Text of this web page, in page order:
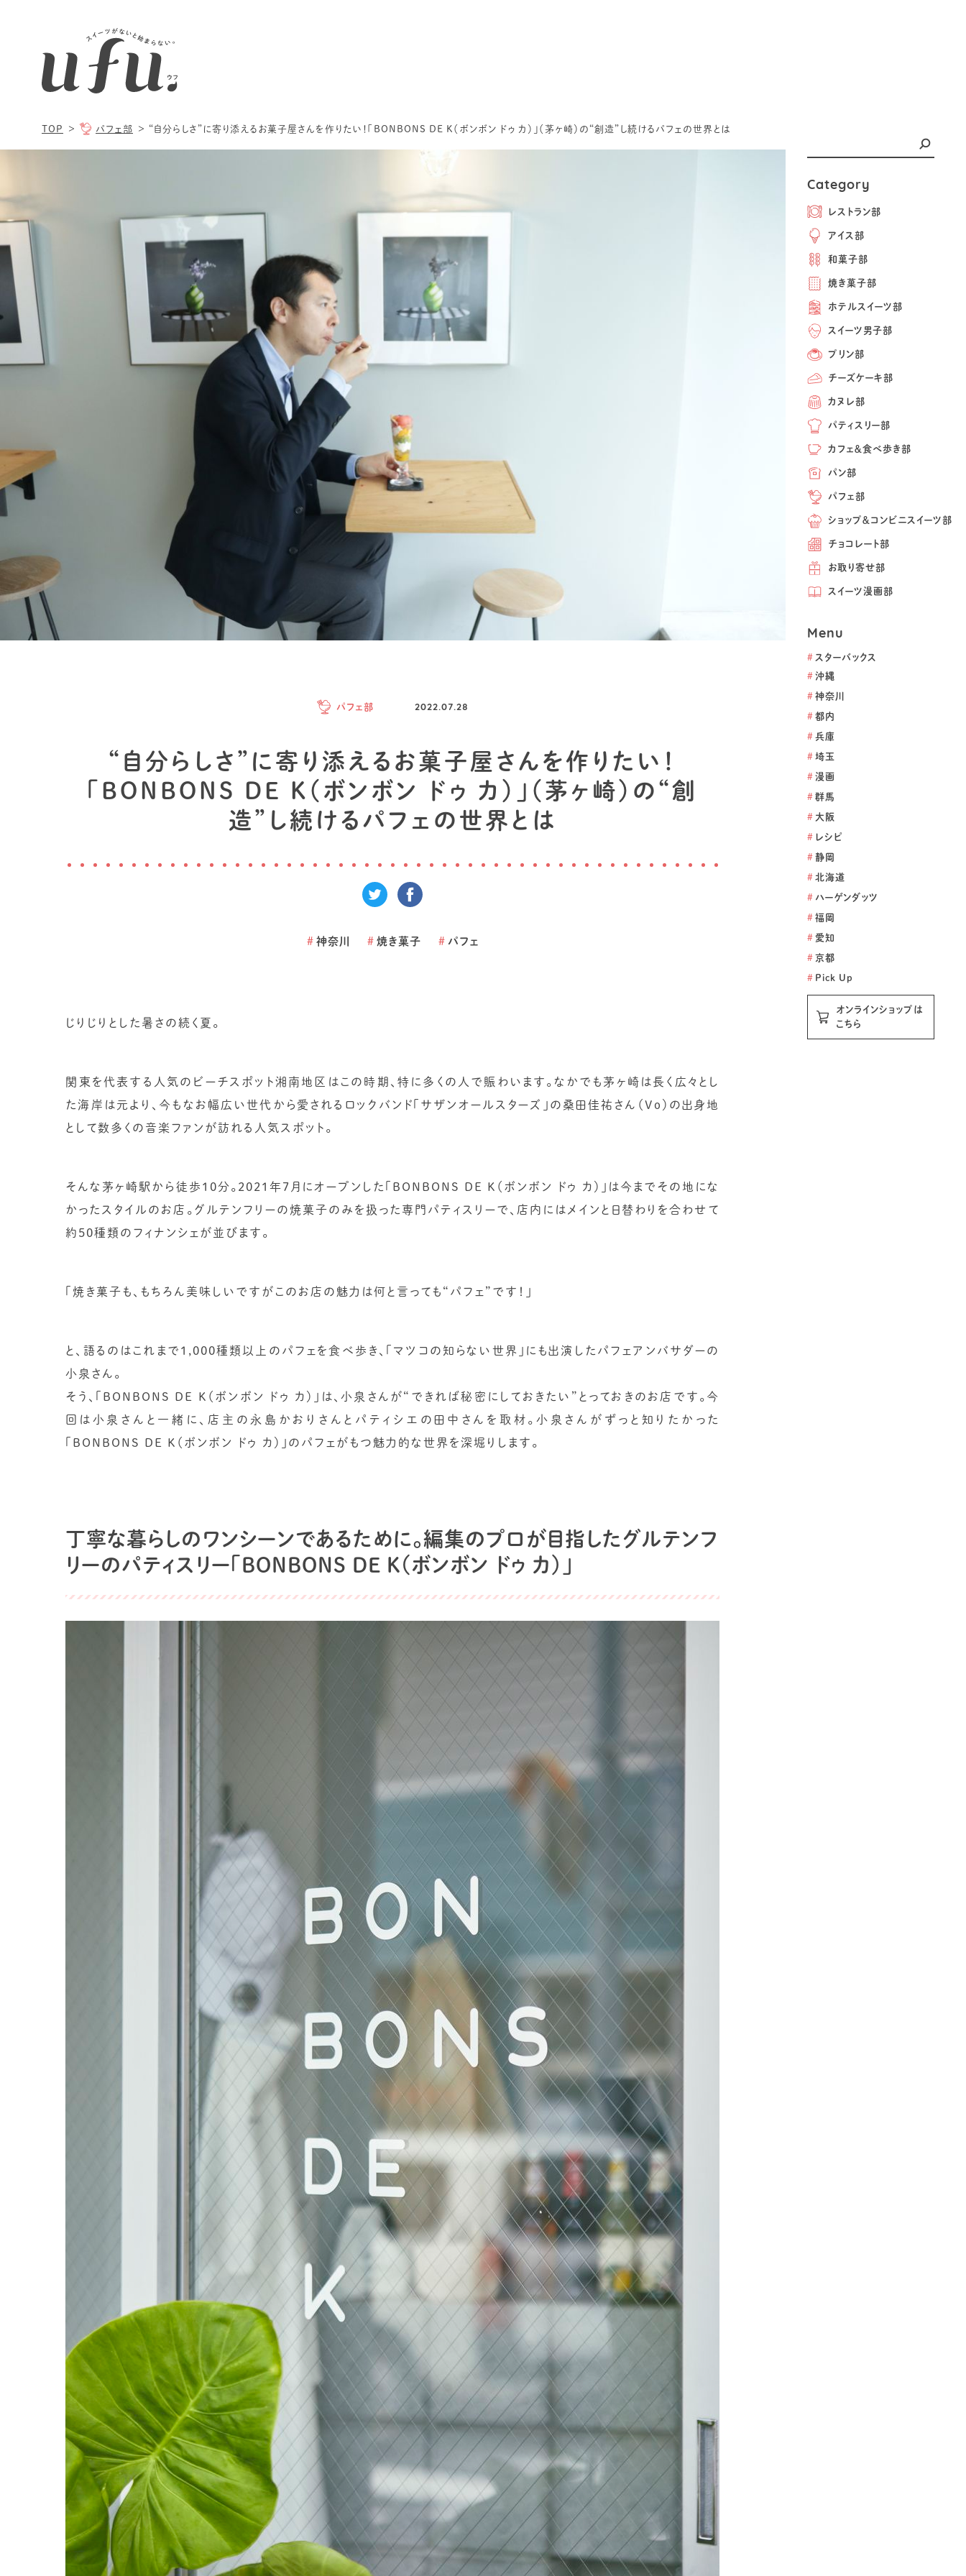
Category
レストラン部
アイス部
和菓子部
焼き菓子部
ホテルスイーツ部
スイーツ男子部
プリン部
チーズケーキ部
カヌレ部
パティスリー部
カフェ＆食べ歩き部
パン部
パフェ部
ショップ＆コンビニスイーツ部
チョコレート部
お取り寄せ部
スイーツ漫画部
Menu
# スターバックス
# 沖縄
# 神奈川
# 都内
# 兵庫
# 埼玉
# 漫画
# 群馬
# 大阪
# レシピ
# 静岡
# 北海道
# ハーゲンダッツ
# 福岡
# 愛知
# 京都
# Pick Up
オンラインショップは
こちら
TOP パフェ部 “自分らしさ”に寄り添えるお菓子屋さんを作りたい！「BONBONS DE K（ボンボン ドゥ カ）」（茅ヶ崎）の“創造”し続けるパフェの世界とは
パフェ部 2022.07.28
“自分らしさ”に寄り添えるお菓子屋さんを作りたい！
「BONBONS DE K（ボンボン ドゥ カ）」（茅ヶ崎）の“創
造”し続けるパフェの世界とは
# 神奈川 # 焼き菓子 # パフェ
じりじりとした暑さの続く夏。
関東を代表する人気のビーチスポット湘南地区はこの時期、特に多くの人で賑わいます。なかでも茅ヶ崎は長く広々とし
た海岸は元より、今もなお幅広い世代から愛されるロックバンド「サザンオールスターズ」の桑田佳祐さん（Vo）の出身地
として数多くの音楽ファンが訪れる人気スポット。
そんな茅ヶ崎駅から徒歩10分。2021年7月にオープンした「BONBONS DE K（ボンボン ドゥ カ）」は今までその地にな
かったスタイルのお店。グルテンフリーの焼菓子のみを扱った専門パティスリーで、店内にはメインと日替わりを合わせて
約50種類のフィナンシェが並びます。
「焼き菓子も、もちろん美味しいですがこのお店の魅力は何と言っても“パフェ”です！」
と、語るのはこれまで1,000種類以上のパフェを食べ歩き、「マツコの知らない世界」にも出演したパフェアンバサダーの
小泉さん。
そう、「BONBONS DE K（ボンボン ドゥ カ）」は、小泉さんが“できれば秘密にしておきたい”とっておきのお店です。今
回は小泉さんと一緒に、店主の永島かおりさんとパティシエの田中さんを取材。小泉さんがずっと知りたかった
「BONBONS DE K（ボンボン ドゥ カ）」のパフェがもつ魅力的な世界を深堀りします。
丁寧な暮らしのワンシーンであるために。編集のプロが目指したグルテンフ
リーのパティスリー「BONBONS DE K（ボンボン ドゥ カ）」